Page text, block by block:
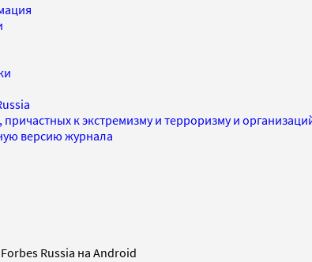
причастных к экстремизму и терроризму и
версию журнала
Russia на Android